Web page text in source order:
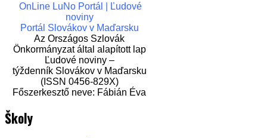
OnLine LuNo Portál | Ľudové
noviny
Portál Slovákov v Maďarsku
Az Országos Szlovák
Önkormányzat által alapított lap
Ľudové noviny –
týždenník Slovákov v Maďarsku
(ISSN 0456-829X)
Főszerkesztő neve: Fábián Éva
Školy